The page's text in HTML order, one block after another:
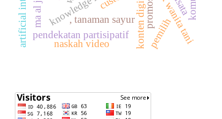
, tanaman sayur
pendekatan partisipatif konten digital
naskah video
promosi
pemilih